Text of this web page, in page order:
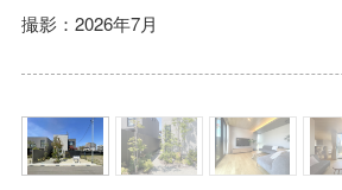
撮影：2026年7月